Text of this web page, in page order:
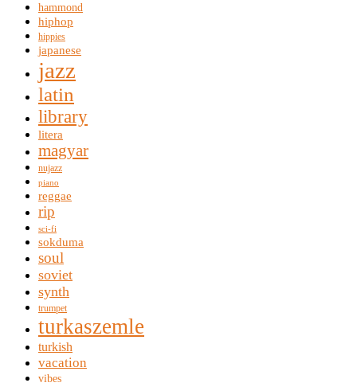
hammond
hiphop
hippies
japanese
jazz
latin
library
litera
magyar
nujazz
piano
reggae
rip
sci-fi
sokduma
soul
soviet
synth
trumpet
turkaszemle
turkish
vacation
vibes